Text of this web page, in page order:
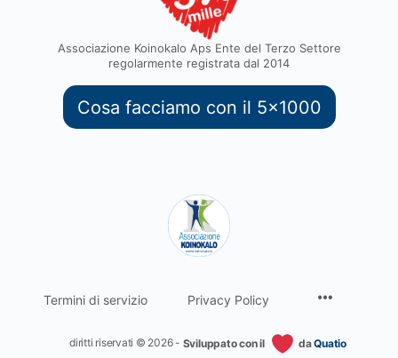
Associazione Koinokalo Aps Ente del Terzo Settore
regolarmente registrata dal 2014
Cosa facciamo con il 5x1000
Termini di servizio Privacy Policy
diritti riservati © 2026 - Sviluppato con il daQuatio